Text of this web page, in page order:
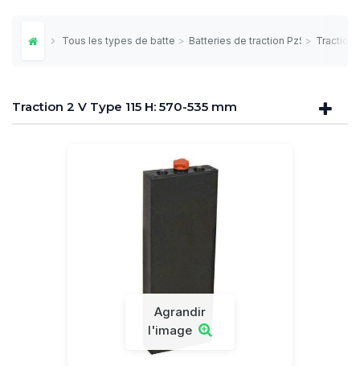
Home Tous les types de batteries
> Batteries de traction PzS > Traction
Traction 2 V Type 115 H: 570-535 mm
Agrandir
l'image